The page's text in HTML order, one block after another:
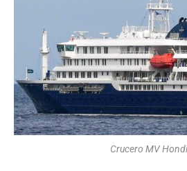
Crucero MV